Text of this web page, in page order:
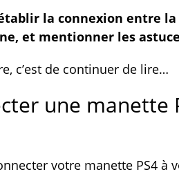
la connexion entre la
et mentionner les
c’est de continuer de lire…
une manette
votre manette PS4 à